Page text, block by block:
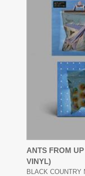
ANTS FROM
VINYL)
BLACK COUNTRY